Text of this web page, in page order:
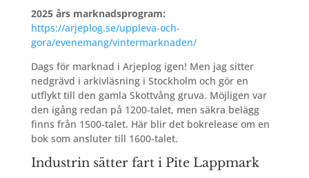
2025 års marknadsprogram:
https://arjeplog.se/uppleva-och-
gora/evenemang/vintermarknaden/
Dags för marknad i Arjeplog igen! Men jag sitter
nedgrävd i arkivläsning i Stockholm och gör en
utflykt till den gamla Skottvång gruva. Möjligen var
den igång redan på 1200-talet, men säkra belägg
finns från 1500-talet. Här blir det bokrelease om en
bok som ansluter till 1600-talet.
Industrin sätter fart i Pite Lappmark